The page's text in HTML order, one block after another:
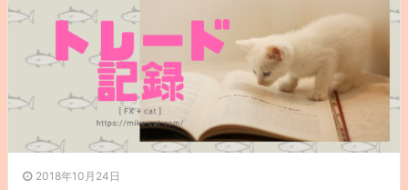
2018年10月24日